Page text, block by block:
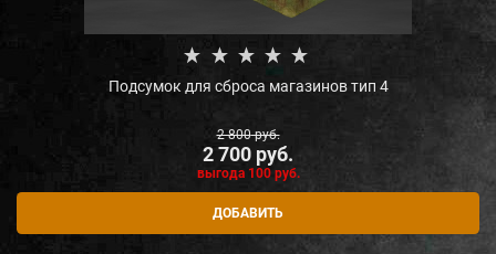
Подсумок для сброса магазинов тип 4
2 800 руб.
2 700 руб.
выгода 100 руб.
ДОБАВИТЬ